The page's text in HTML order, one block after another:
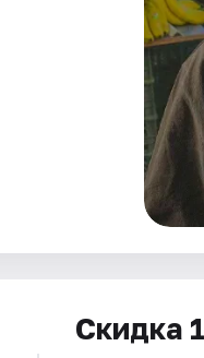
Скидка